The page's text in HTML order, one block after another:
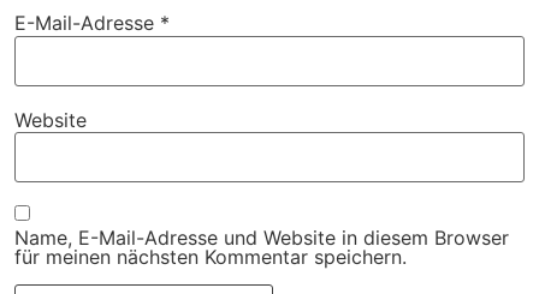
E-Mail-Adresse *
Website
Name, E-Mail-Adresse und Website in diesem Browser
für meinen nächsten Kommentar speichern.